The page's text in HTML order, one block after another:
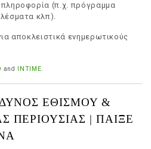
(π.χ. πρόγραμμα
κλπ).
αποκλειστικά ενημερωτικούς
and INTIME.
ΕΘΙΣΜΟΥ &
ΠΕΡΙΟΥΣΙΑΣ | ΠΑΙΞΕ